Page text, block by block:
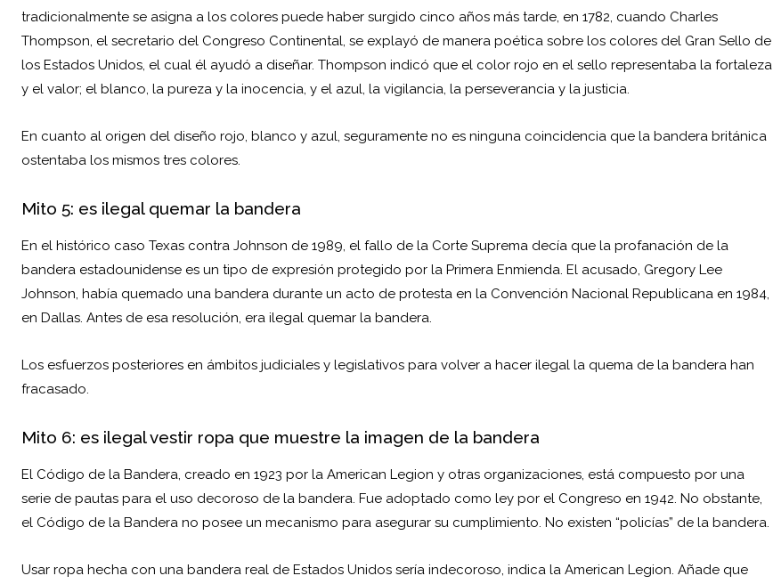
tradicionalmente se asigna a los colores puede haber surgido cinco años más tarde, en 1782, cuando Charles
Thompson, el secretario del Congreso Continental, se explayó de manera poética sobre los colores del Gran Sello de
los Estados Unidos, el cual él ayudó a diseñar. Thompson indicó que el color rojo en el sello representaba la fortaleza
y el valor; el blanco, la pureza y la inocencia, y el azul, la vigilancia, la perseverancia y la justicia.
En cuanto al origen del diseño rojo, blanco y azul, seguramente no es ninguna coincidencia que la bandera británica
ostentaba los mismos tres colores.
Mito 5: es ilegal quemar la bandera
En el histórico caso Texas contra Johnson de 1989, el fallo de la Corte Suprema decía que la profanación de la
bandera estadounidense es un tipo de expresión protegido por la Primera Enmienda. El acusado, Gregory Lee
Johnson, había quemado una bandera durante un acto de protesta en la Convención Nacional Republicana en 1984,
en Dallas. Antes de esa resolución, era ilegal quemar la bandera.
Los esfuerzos posteriores en ámbitos judiciales y legislativos para volver a hacer ilegal la quema de la bandera han
fracasado.
Mito 6: es ilegal vestir ropa que muestre la imagen de la bandera
El Código de la Bandera, creado en 1923 por la American Legion y otras organizaciones, está compuesto por una
serie de pautas para el uso decoroso de la bandera. Fue adoptado como ley por el Congreso en 1942. No obstante,
el Código de la Bandera no posee un mecanismo para asegurar su cumplimiento. No existen “policías” de la bandera.
Usar ropa hecha con una bandera real de Estados Unidos sería indecoroso, indica la American Legion. Añade que